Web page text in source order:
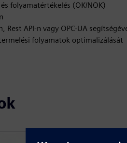
folyamatértékelés (OK/NOK)
API-n vagy OPC-UA
folyamatok optimalizálását